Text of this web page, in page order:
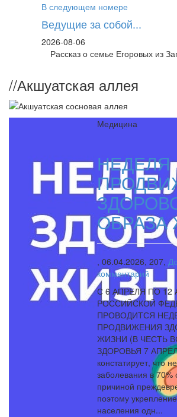
В следующем номере
Ведущие за собой...
2026-08-06
Рассказ о семье Егоровых из
//Акшуатская аллея
Медицина
НЕДЕЛЯ
, 06.04.2026, 207,
комментарий
С 6 АПРЕЛЯ ПО 12
РОССИЙСКОЙ
ПРОВОДИТСЯ
ПРОДВИЖЕНИЯ
ЖИЗНИ (В ЧЕСТЬ
ЗДОРОВЬЯ 7
констатирует, что
заболевания в 70%
причиной
поэтому
населения одн...